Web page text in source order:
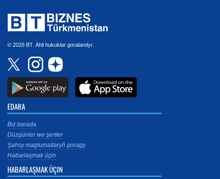
© 2026 BT. Ähli hukuklar goralandyr.
EDARA
Biz barada
Düzgünler we şertler
Şahsy maglumatlaryň goragy
Habarlaşmak üçin
HABARLAŞMAK ÜÇIN